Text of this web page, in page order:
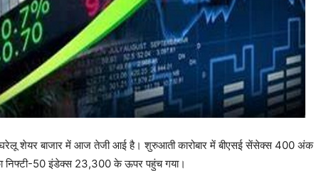
शेयर बाजार में आज तेजी आई है। शुरुआती कारोबार में बीएसई सेंसेक्स 400 अंक
50 इंडेक्स 23,300 के ऊपर पहुंच गया।